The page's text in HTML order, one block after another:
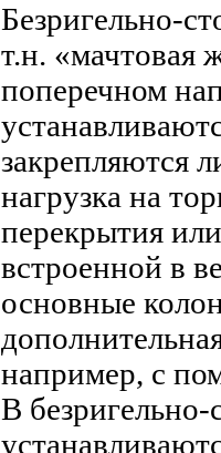
Безригельно-
т.н. «мачтовая
поперечном
закрепляются
нагрузка на
перекрытия
встроенной в
основные
например, с
В